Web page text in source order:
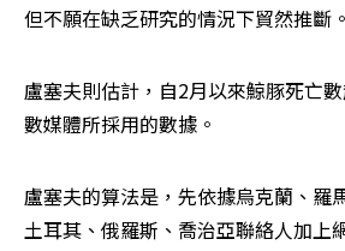
但不願在缺乏研究的情況下貿然推斷。
盧塞夫則估計，自2月以來鯨豚死亡
數媒體所採用的數據。
盧塞夫的算法是，先依據烏克蘭、羅
土耳其、俄羅斯、喬治亞聯絡人加上